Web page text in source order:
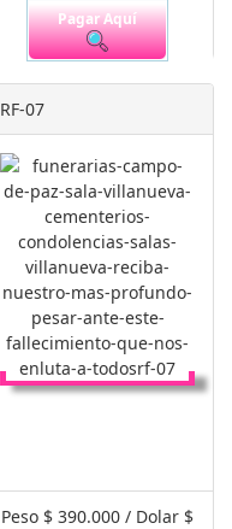
Pagar Aquí
RF-07
Peso $ 390.000 / Dolar $